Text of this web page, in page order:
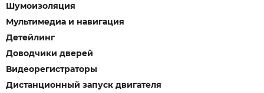
Шумоизоляция
Мультимедиа и навигация
Детейлинг
Доводчики дверей
Видеорегистраторы
Дистанционный запуск двигателя